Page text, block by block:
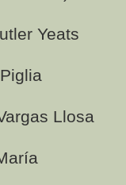
Yeats
Llosa